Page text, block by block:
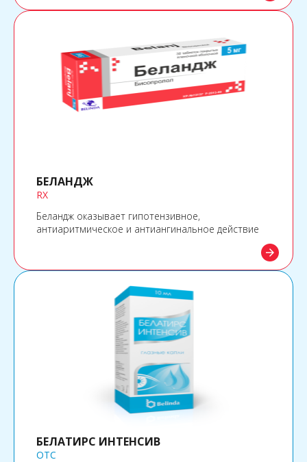
БЕЛАНДЖ
RX
Беландж оказывает гипотензивное,
антиаритмическое и антиангинальное действие
arrow_forward
БЕЛАТИРС ИНТЕНСИВ
OTC